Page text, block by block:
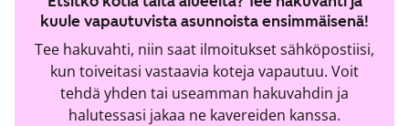
kuule vapautuvista asunnoista ensimmäisenä!
Tee hakuvahti, niin saat ilmoitukset sähköpostiisi,
kun toiveitasi vastaavia koteja vapautuu. Voit
tehdä yhden tai useamman hakuvahdin ja
halutessasi jakaa ne kavereiden kanssa.